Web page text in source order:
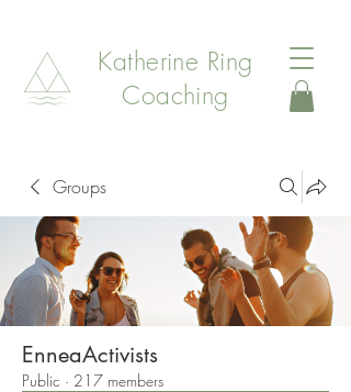
Katherine Ring
Coaching
Groups
EnneaActivists
Public · 217 members